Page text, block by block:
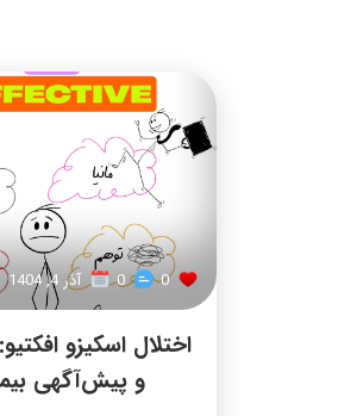
0
0 آذر 4, 1404
اختلال اسکیزو
و پیش‌آگهی